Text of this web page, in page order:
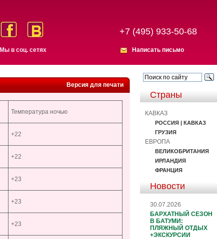
Мы в соц. сетях
+7 (495) 933-50-68
Написать письмо
Версия для печати
Температура ночью
+22
+22
+23
+23
+23
Страны
КАВКАЗ
РОССИЯ | КАВКАЗ
ГРУЗИЯ
ЕВРОПА
ВЕЛИКОБРИТАНИЯ
ИРЛАНДИЯ
ФРАНЦИЯ
Новости
30.07.2026
БАРХАТНЫЙ СЕЗОН
В БАТУМИ:
ПЛЯЖНЫЙ ОТДЫХ
+ЭКСКУРСИИ